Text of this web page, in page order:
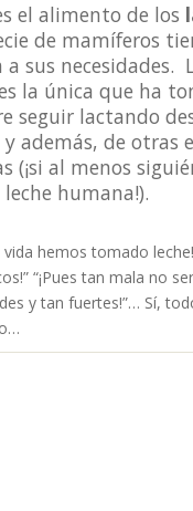
el alimento de los
de mamíferos
a sus necesidades.
la única que ha
seguir lactando
además, de otras
(¡si al menos
humana!).
vida hemos tomado
“¡Pues tan mala no
y tan fuertes!”… Sí,